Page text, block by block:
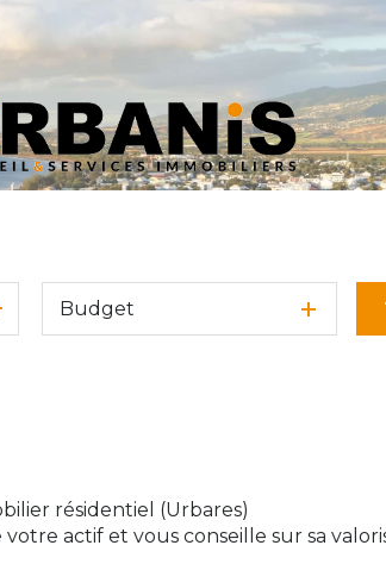
Budget
résidentiel (Urbares)
actif et vous conseille sur sa